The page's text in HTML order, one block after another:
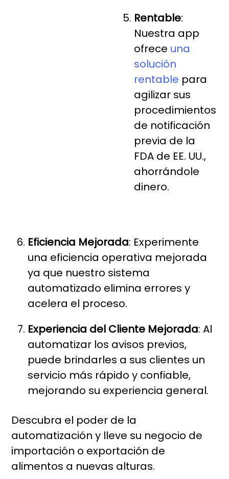
Rentable:
Nuestra app
ofrece una
solución
rentable para
agilizar sus
procedimientos
de notificación
previa de la
FDA de EE. UU.,
ahorrándole
dinero.
Eficiencia Mejorada: Experimente
una eficiencia operativa mejorada
ya que nuestro sistema
automatizado elimina errores y
acelera el proceso.
Experiencia del Cliente Mejorada: Al
automatizar los avisos previos,
puede brindarles a sus clientes un
servicio más rápido y confiable,
mejorando su experiencia general.
Descubra el poder de la
automatización y lleve su negocio de
importación o exportación de
alimentos a nuevas alturas.